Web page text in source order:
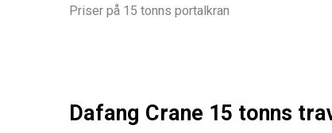
Priser på 15 tonns portalkran
Dafang Crane 15 tonns